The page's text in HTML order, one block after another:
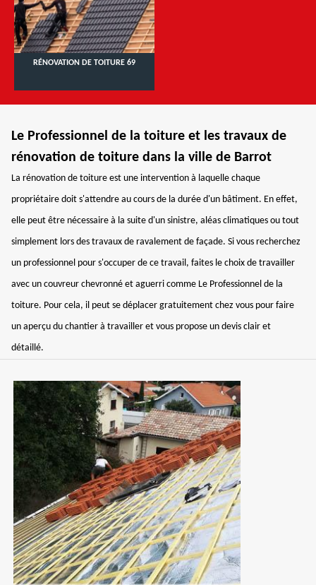
RÉNOVATION DE TOITURE 69
Le Professionnel de la toiture et les travaux de
rénovation de toiture dans la ville de Barrot
La rénovation de toiture est une intervention à laquelle chaque
propriétaire doit s'attendre au cours de la durée d'un bâtiment. En effet,
elle peut être nécessaire à la suite d'un sinistre, aléas climatiques ou tout
simplement lors des travaux de ravalement de façade. Si vous recherchez
un professionnel pour s'occuper de ce travail, faites le choix de travailler
avec un couvreur chevronné et aguerri comme Le Professionnel de la
toiture. Pour cela, il peut se déplacer gratuitement chez vous pour faire
un aperçu du chantier à travailler et vous propose un devis clair et
détaillé.